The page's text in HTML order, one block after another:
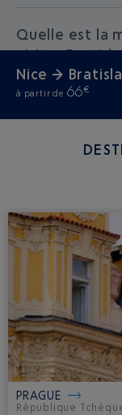
Nice →
à partir de 66€
Quelle est la
visiter
PRAGUE
République